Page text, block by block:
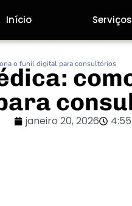
Início Serviços
o funil digital para consultórios
janeiro 20, 2026